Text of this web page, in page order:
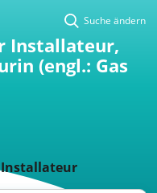
Suche ändern
Installateur,
(engl.: Gas
Installateur